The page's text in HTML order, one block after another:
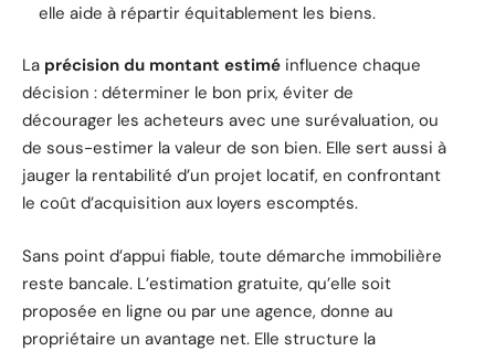
elle aide à répartir équitablement les biens.
La précision du montant estimé influence chaque
décision : déterminer le bon prix, éviter de
décourager les acheteurs avec une surévaluation, ou
de sous-estimer la valeur de son bien. Elle sert aussi à
jauger la rentabilité d’un projet locatif, en confrontant
le coût d’acquisition aux loyers escomptés.
Sans point d’appui fiable, toute démarche immobilière
reste bancale. L’estimation gratuite, qu’elle soit
proposée en ligne ou par une agence, donne au
propriétaire un avantage net. Elle structure la